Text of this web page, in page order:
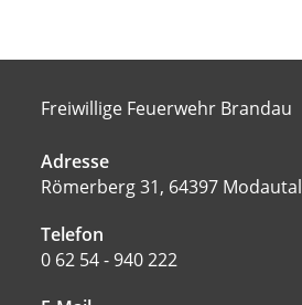
Freiwillige Feuerwehr Brandau
Adresse
Römerberg 31, 64397 Modautal
Telefon
0 62 54 - 940 222